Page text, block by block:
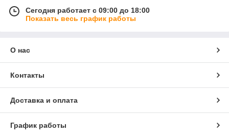
Сегодня работает с 09:00 до 18:00
Показать весь график работы
О нас
Контакты
Доставка и оплата
График работы